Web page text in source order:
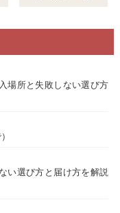
場所と失敗しない選び方
い選び方と届け方を解説